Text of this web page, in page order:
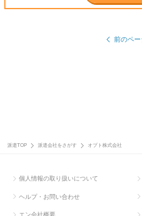
前のペ
派遣TOP 派遣会社をさがす オプト株式会社
個人情報の取り扱いについて
ヘルプ・お問い合わせ
エン会社概要